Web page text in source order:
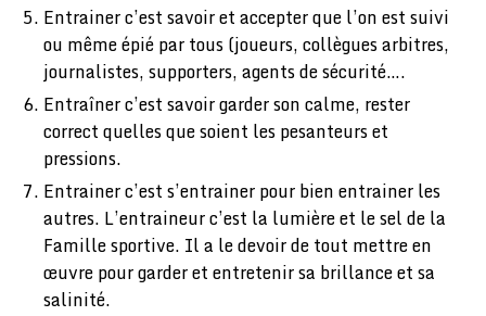
Entrainer c’est savoir et accepter que l’on est suivi
ou même épié par tous (joueurs, collègues arbitres,
journalistes, supporters, agents de sécurité….
Entraîner c’est savoir garder son calme, rester
correct quelles que soient les pesanteurs et
pressions.
Entrainer c’est s’entrainer pour bien entrainer les
autres. L’entraineur c’est la lumière et le sel de la
Famille sportive. Il a le devoir de tout mettre en
œuvre pour garder et entretenir sa brillance et sa
salinité.